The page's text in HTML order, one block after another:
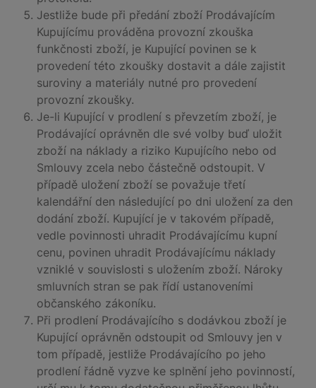
Jestliže bude při předání zboží Prodávajícím
Kupujícímu prováděna provozní zkouška
funkčnosti zboží, je Kupující povinen se k
provedení této zkoušky dostavit a dále zajistit
suroviny a materiály nutné pro provedení
provozní zkoušky.
Je-li Kupující v prodlení s převzetím zboží, je
Prodávající oprávněn dle své volby buď uložit
zboží na náklady a riziko Kupujícího nebo od
Smlouvy zcela nebo částečně odstoupit. V
případě uložení zboží se považuje třetí
kalendářní den následující po dni uložení za den
dodání zboží. Kupující je v takovém případě,
vedle povinnosti uhradit Prodávajícímu kupní
cenu, povinen uhradit Prodávajícímu náklady
vzniklé v souvislosti s uložením zboží. Nároky
smluvních stran se pak řídí ustanoveními
občanského zákoníku.
Při prodlení Prodávajícího s dodávkou zboží je
Kupující oprávněn odstoupit od Smlouvy jen v
tom případě, jestliže Prodávajícího po jeho
prodlení řádně vyzve ke splnění jeho povinností,